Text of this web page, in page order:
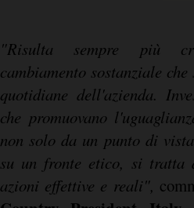
"Risulta sempre più
cambiamento sostanziale
quotidiane dell'azienda.
che promuovano
non solo da un punto di
su un fronte etico, si tratta
azioni effettive e reali",